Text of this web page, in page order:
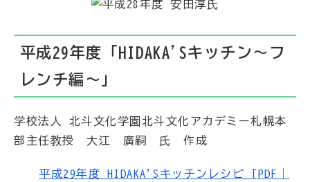
平成29年度「HIDAKA'Sキッチン～フ
レンチ編～」
学校法人 北斗文化学園北斗文化アカデミー札幌本
部主任教授 大江 廣嗣 氏 作成
平成29年度 HIDAKA'Sキッチンレシピ [PDF｜